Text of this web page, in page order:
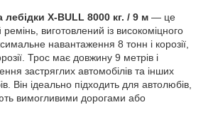
X-BULL 8000 кг. / 9 м — це
виготовлений із високоміцного
навантаження 8 тонн і корозії,
Трос має довжину 9 метрів і
застряглих автомобілів та інших
Він ідеально підходить для автолюбів,
вимогливими дорогами або